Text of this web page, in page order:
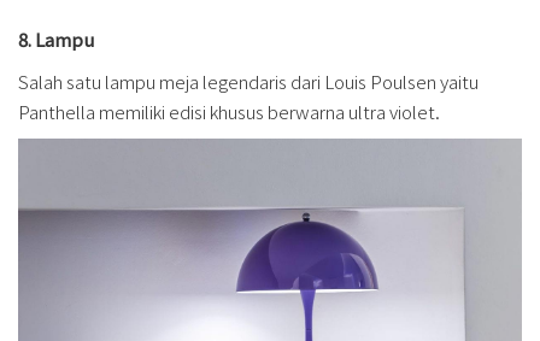
8. Lampu
Salah satu lampu meja legendaris dari Louis Poulsen yaitu
Panthella memiliki edisi khusus berwarna ultra violet.